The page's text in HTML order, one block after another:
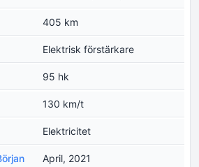
405 km
Elektrisk förstärkare
95 hk
130 km/t
Elektricitet
April, 2021